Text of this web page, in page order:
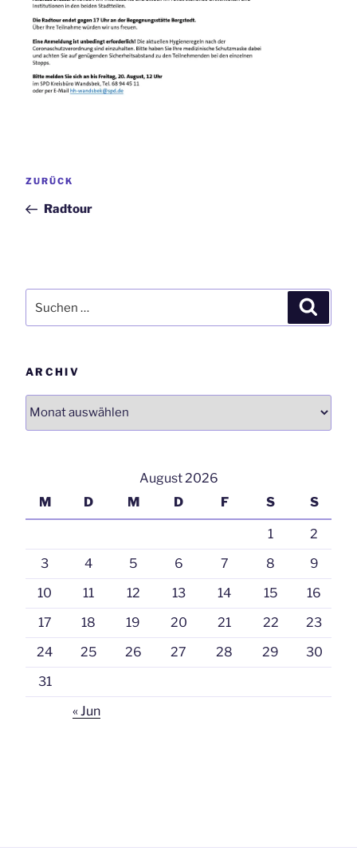
Vorheriger
ZURÜCK
Radtour
nach:
ARCHIV
Archiv
August 2026
M
D M D F S S
1
2
3
4 5 6 7 8
9
10
11 12 13 14 15
16
17
18 19 20 21 22
23
24
25 26 27 28 29
30
31
« Jun